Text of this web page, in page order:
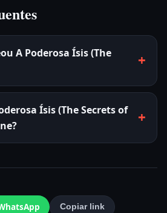
A Poderosa Ísis (The
Ísis (The Secrets of
Copiar link